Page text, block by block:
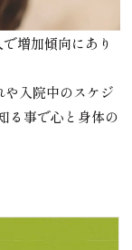
増加傾向にあり
入院中のスケジ
る事で心と身体の